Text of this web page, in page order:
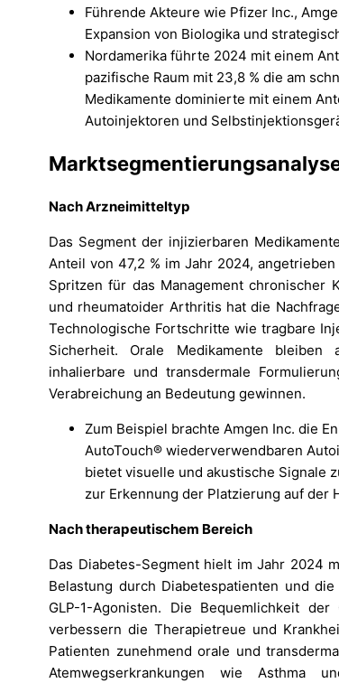
Führende Akteure wie Pfizer Inc.,
Expansion von Biologika und
Nordamerika führte 2024 mit einem
pazifische Raum mit 23,8 % die am
Medikamente dominierte mit einem
Autoinjektoren und
Marktseg
Nach Arzneimitteltyp
Das Segment der injizierbaren
Anteil von 47,2 % im Jahr 2024,
Spritzen für das Management chronischer
und rheumatoider Arthritis hat die
Technologische Fortschritte wie tragbare
Sicherheit. Orale Medikamente bleiben
inhalierbare und transdermale
Verabreichung an Bedeutung gewinnen.
Zum Beispiel brachte Amgen Inc. die
AutoTouch® wiederverwendbaren
bietet visuelle und akustische Signale
zur Erkennung der Platzierung auf der
Nach therapeutischem Bereich
Das Diabetes-Segment hielt im Jahr 2024
Belastung durch Diabetespatienten und
GLP-1-Agonisten. Die Bequemlichkeit
verbessern die Therapietreue und
Patienten zunehmend orale und
Atemwegserkrankungen wie Asthma